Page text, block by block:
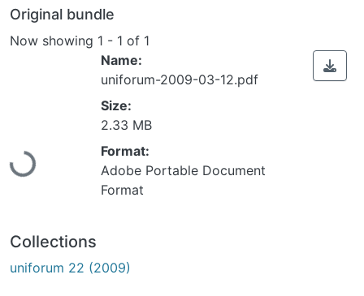
Original bundle
Now showing 1 - 1 of 1
Loading...
Name:
uniforum-2009-03-12.pdf
Size:
2.33 MB
Format:
Adobe Portable Document
Format
Collections
uniforum 22 (2009)